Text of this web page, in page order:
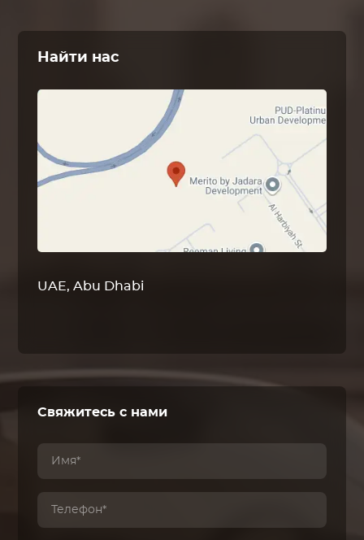
Найти нас
UAE, Abu Dhabi
Свяжитесь с нами